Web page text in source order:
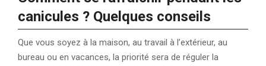
canicules ? Quelques conseils
Que vous soyez à la maison, au travail à l’extérieur, au
bureau ou en vacances, la priorité sera de réguler la